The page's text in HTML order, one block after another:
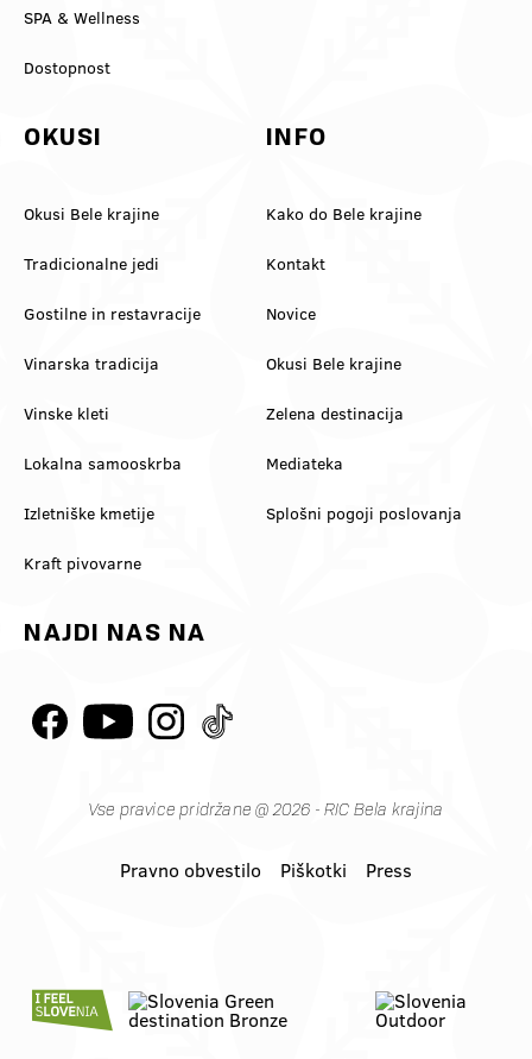
SPA & Wellness
Dostopnost
OKUSI
Okusi Bele krajine
Tradicionalne jedi
Gostilne in restavracije
Vinarska tradicija
Vinske kleti
Lokalna samooskrba
Izletniške kmetije
Kraft pivovarne
INFO
Kako do Bele krajine
Kontakt
Novice
Okusi Bele krajine
Zelena destinacija
Mediateka
Splošni pogoji poslovanja
NAJDI NAS NA
Vse pravice pridržane @ 2026 - RIC Bela krajina
Pravno obvestilo Piškotki Press